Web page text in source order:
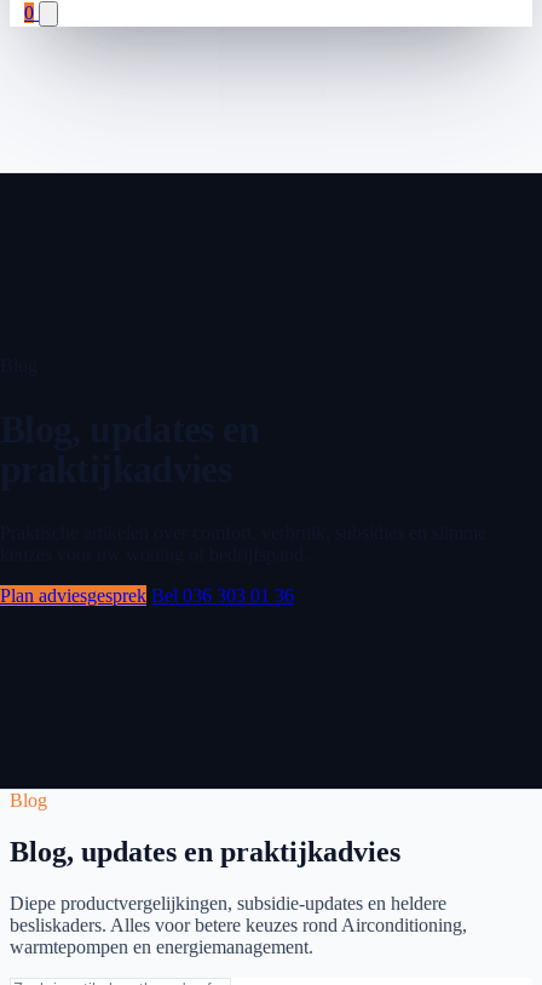
0
Plan adviesgesprek Bel 036 303 01 36
Blog
Blog, updates en praktijkadvies
Diepe productvergelijkingen, subsidie-updates en heldere
besliskaders. Alles voor betere keuzes rond Airconditioning,
warmtepompen en energiemanagement.